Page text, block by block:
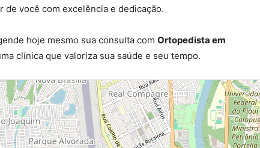
de você com excelência e dedicação.
hoje mesmo sua consulta com Ortopedista em
clínica que valoriza sua saúde e seu tempo.